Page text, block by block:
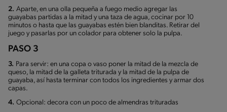
2. Aparte, en una olla pequeña a fuego medio agregar las
guayabas partidas a la mitad y una taza de agua, cocinar por 10
minutos o hasta que las guayabas estén bien blanditas. Retirar del
juego y pasarlas por un colador para obtener solo la pulpa.
PASO 3
3. Para servir: en una copa o vaso poner la mitad de la mezcla de
queso, la mitad de la galleta triturada y la mitad de la pulpa de
guayaba, así hasta terminar con todos los ingredientes y armar dos
capas.
4. Opcional: decora con un poco de almendras trituradas